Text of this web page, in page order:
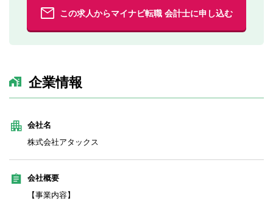
この求人からマイナビ転職 会計士に申し込む
企業情報
会社名
株式会社アタックス
会社概要
【事業内容】